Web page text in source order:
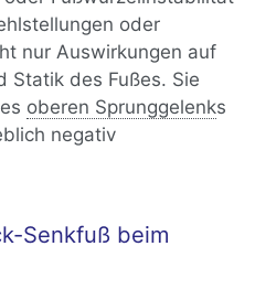
oder
nur Auswirkungen auf
Statik des Fußes. Sie
oberen Sprunggelenks
negativ
Senkfuß beim